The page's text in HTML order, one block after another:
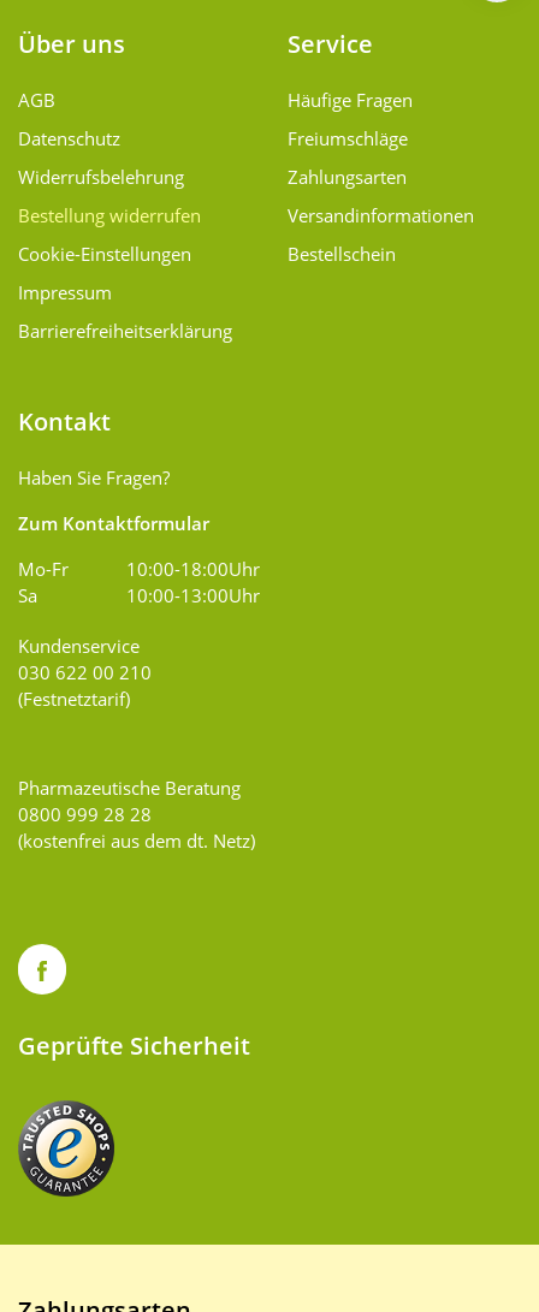
Über uns
AGB
Datenschutz
Widerrufsbelehrung
Bestellung widerrufen
Cookie-Einstellungen
Impressum
Barrierefreiheitserklärung
Service
Häufige Fragen
Freiumschläge
Zahlungsarten
Versand­informationen
Bestellschein
Kontakt
Haben Sie Fragen?
Zum Kontaktformular
Mo-Fr
10:00-18:00Uhr
Sa
10:00-13:00Uhr
Kundenservice
030 622 00 210
(Festnetztarif)
Pharmazeutische Beratung
0800 999 28 28
(kostenfrei aus dem dt. Netz)
Geprüfte Sicherheit